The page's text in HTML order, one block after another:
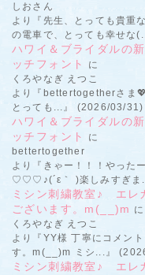
しおさん
より『先生、とっても貴重
の電車で、とっても幸せ
ハワイ＆ブライダルの
ッチフォント
に
くろやなぎ えつこ
より『bettertogetherさま
とっても...』 (2026/03/31)
ハワイ＆ブライダルの
ッチフォント
に
bettertogether
より『きゃー！！！やった
♡♡♡♪(´ε｀ )楽しみすぎ
ミシン刺繍教室♪ エレ
ございます。m(__)m に
くろやなぎ えつこ
より『YY様 丁寧にコメン
す。m(__)m ミシ...』
ミシン刺繍教室♪ エレ